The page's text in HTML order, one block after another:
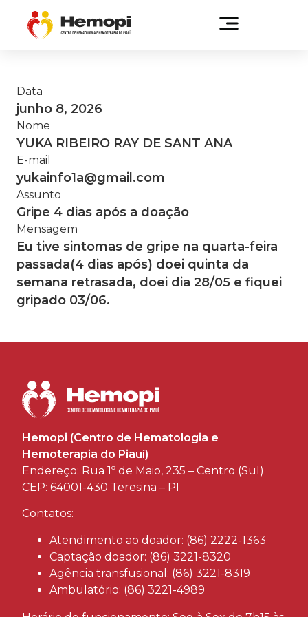
Data
junho 8, 2026
Nome
YUKA RIBEIRO RAY DE SANT ANA
E-mail
yukainfo1a@gmail.com
Assunto
Gripe 4 dias após a doação
Mensagem
Eu tive sintomas de gripe na quarta-feira
passada(4 dias após) doei quinta da
semana retrasada, doei dia 28/05 e fiquei
gripado 03/06.
Hemopi (Centro de Hematologia e
Hemoterapia do Piauí)
Endereço: Rua 1º de Maio, 235 – Centro (Sul)
CEP: 64001-430 Teresina – PI
Contatos:
Atendimento ao doador: (86) 2222-1363
Captação doador: (86) 3221-8320
Agência transfusional: (86) 3221-8319
Ambulatório: (86) 3221-4989